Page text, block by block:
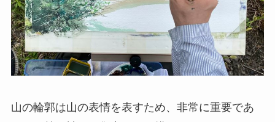
山の輪郭は山の表情を表すため、非常に重要であ